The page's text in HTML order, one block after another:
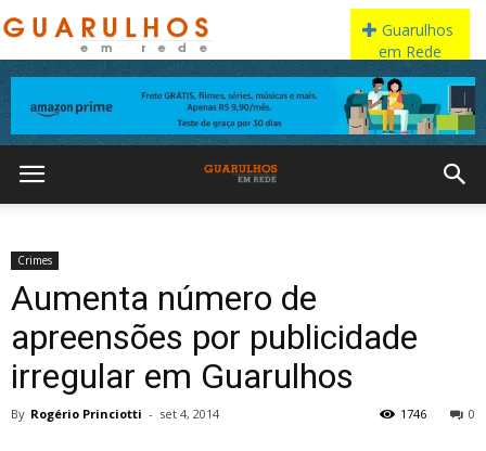
Crimes
Aumenta número de
apreensões por publicidade
irregular em Guarulhos
By Rogério Princiotti - set 4, 2014 0
1746